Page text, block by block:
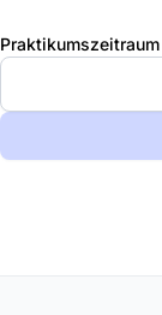
Praktikumszeitraum